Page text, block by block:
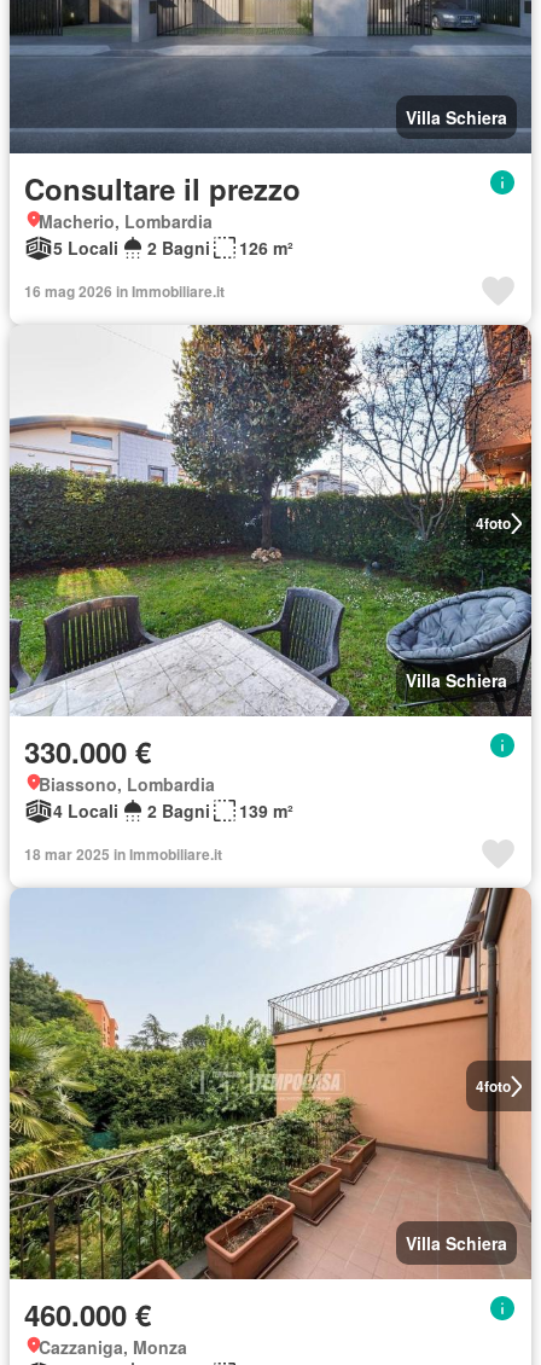
Villa Schiera
Consultare il prezzo
Macherio, Lombardia
5 Locali
2 Bagni 126 m²
16 mag 2026 in Immobiliare.it
4foto
Villa Schiera
330.000 €
Biassono, Lombardia
4 Locali
2 Bagni 139 m²
18 mar 2025 in Immobiliare.it
4foto
Villa Schiera
460.000 €
Cazzaniga, Monza